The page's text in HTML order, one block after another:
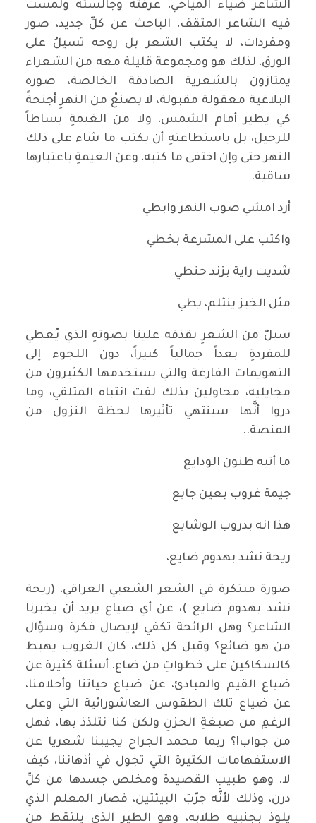
الشاعر ضياء المياحي، عرفته وجالسته ولمستُ
فيه الشاعر المثقف، الباحث عن كلِّ جديد، صور
ومفردات، لا يكتب الشعر بل روحه تسيلُ على
الورق، لذلك هو ومجموعة قليلة معه من الشعراء
يمتازون بالشعرية الصادقة الخالصة، صوره
البلاغية معقولة مقبولة، لا يصنعُ من النهرِ أجنحةً
كي يطير أمام الشمس، ولا من الغيمةِ بساطاً
للرحيل، بل باستطاعتهِ أن يكتب ما شاء على ذلك
النهر حتى وإن اختفى ما كتبه، وعن الغيمةِ باعتبارها
ساقية.
أرد امشي صوب النهر وابطي
واكتب على المشرعة بخطي
شديت راية بزند حنطي
مثل الخبز ينثلم، يطي
سيلٌ من الشعرِ يقذفه علينا بصوتهِ الذي يُعطي
للمفردةِ بعداً جمالياً كبيراً، دون اللجوء إلى
التهويمات الفارغة والتي يستخدمها الكثيرون من
مجايليه، محاولين بذلك لفت انتباه المتلقي، وما
دروا أنَّها سينتهي تأثيرها لحظة النزول من
المنصة..
ما أتيه ظنون الودايع
جيمة غروب بعين جايع
هذا انه بدروب الوشايع
ريحة نشد بهدوم ضايع،
صورة مبتكرة في الشعر الشعبي العراقي، (ريحة
نشد بهدوم ضايع )، عن أي ضياع يريد أن يخبرنا
الشاعر؟ وهل الرائحة تكفي لإيصال فكرة وسؤال
من هو ضائع؟ وقبل كل ذلك، كان الغروب يهبط
كالسكاكين على خطواتِ من ضاع. أسئلة كثيرة عن
ضياع القيم والمبادئ، عن ضياع حياتنا وأحلامنا،
عن ضياع تلك الطقوس العاشورائية التي وعلى
الرغمِ من صبغةِ الحزنِ ولكن كنا نتلذذ بها، فهل
من جواب!؟ ربما محمد الجراح يجيبنا شعريا عن
الاستفهامات الكثيرة التي تجول في أذهاننا، كيف
لا. وهو طبيب القصيدة ومخلص جسدها من كلِّ
درن، وذلك لأنَّه جرّبَ البيئتين، فصار المعلم الذي
يلوذ بجنبيه طلابه، وهو الطير الذي يلتقط من